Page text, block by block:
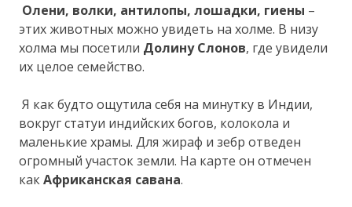
Олени, волки, антилопы, лошадки, гиены –
этих животных можно увидеть на холме. В низу
холма мы посетили Долину Слонов, где увидели
их целое семейство.
Я как будто ощутила себя на минутку в Индии,
вокруг статуи индийских богов, колокола и
маленькие храмы. Для жираф и зебр отведен
огромный участок земли. На карте он отмечен
какАфриканская савана.